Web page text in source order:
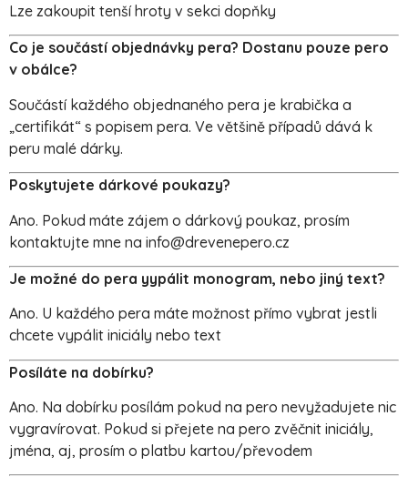
Lze zakoupit tenší hroty v sekci dopňky
Co je součástí objednávky pera? Dostanu pouze pero
v obálce?
Součástí každého objednaného pera je krabička a
„certifikát“ s popisem pera. Ve většině případů dává k
peru malé dárky.
Poskytujete dárkové poukazy?
Ano. Pokud máte zájem o dárkový poukaz, prosím
kontaktujte mne na info@drevenepero.cz
Je možné do pera yypálit monogram, nebo jiný text?
Ano. U každého pera máte možnost přímo vybrat jestli
chcete vypálit iniciály nebo text
Posíláte na dobírku?
Ano. Na dobírku posílám pokud na pero nevyžadujete nic
vygravírovat. Pokud si přejete na pero zvěčnit iniciály,
jména, aj, prosím o platbu kartou/převodem